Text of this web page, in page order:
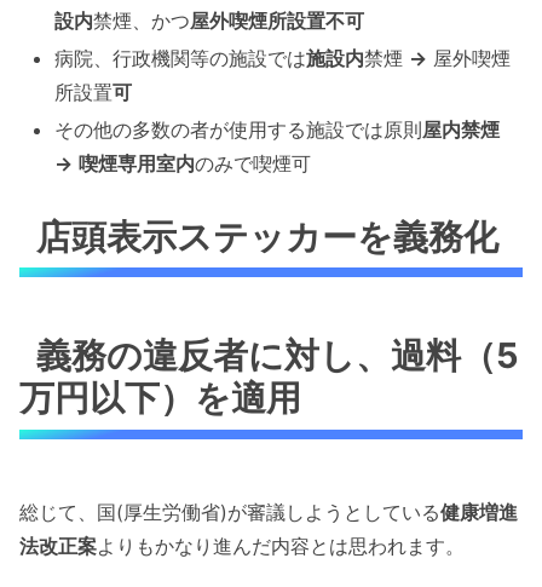
設内禁煙、かつ屋外喫煙所設置不可
病院、行政機関等の施設では施設内禁煙 → 屋外喫煙
所設置可
その他の多数の者が使用する施設では原則屋内禁煙
→ 喫煙専用室内のみで喫煙可
店頭表示ステッカーを義務化
義務の違反者に対し、過料（5
万円以下）を適用
総じて、国(厚生労働省)が審議しようとしている健康増進
法改正案よりもかなり進んだ内容とは思われます。